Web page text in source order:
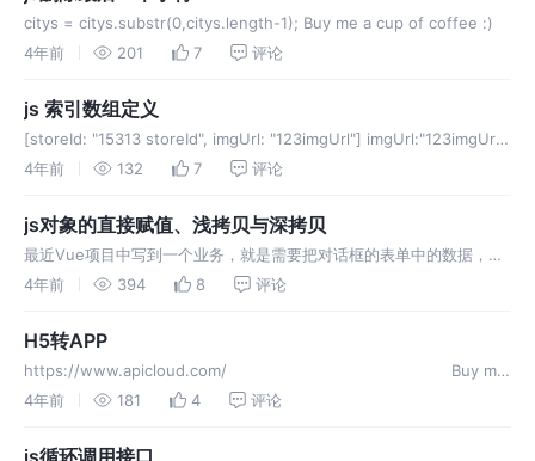
citys = citys.substr(0,citys.length-1); Buy me a cup of coffee :)
4年前
201 7 评论
js 索引数组定义
[storeId: "15313 storeId", imgUrl: "123imgUrl"] imgUrl:"123imgUrl"
storeId:"15313 storeId" length:0
4年前 132 7 评论
js对象的直接赋值、浅拷贝与深拷贝
最近Vue项目中写到一个业务，就是需要把对话框的表单中的数据，每
次点击提交之后，就存进一个el-table表格中，待多次需要的表单数据
交，期
4年前 394 8 评论
H5转APP
https://www.apicloud.com/ Buy me
a cup of coffee :)
4年前 181 4 评论
js循环调用接口